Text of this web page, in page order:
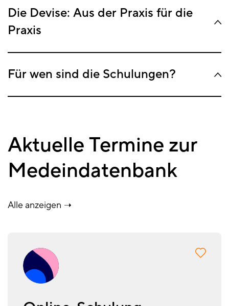
Die Devise: Aus der Praxis für die
Praxis
Für wen sind die Schulungen?
Aktuelle Termine zur
Medeindatenbank
Alle anzeigen